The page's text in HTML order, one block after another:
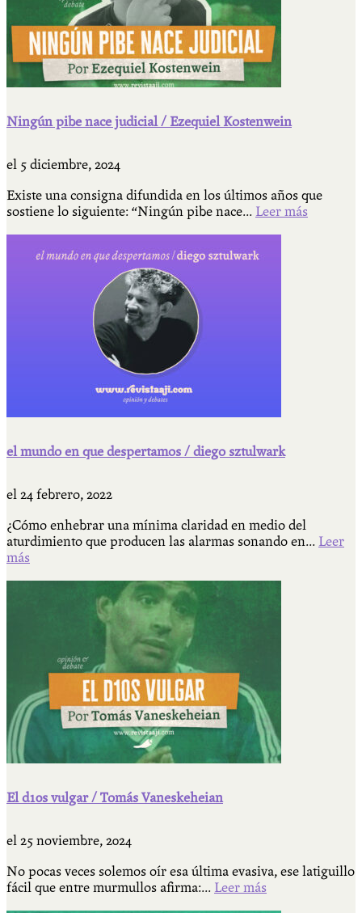
Ningún pibe nace judicial / Ezequiel Kostenwein
el 5 diciembre, 2024
Existe una consigna difundida en los últimos años que
sostiene lo siguiente: “Ningún pibe nace... Leer más
el mundo en que despertamos / diego sztulwark
el 24 febrero, 2022
¿Cómo enhebrar una mínima claridad en medio del
aturdimiento que producen las alarmas sonando en... Leer
más
El d10s vulgar / Tomás Vaneskeheian
el 25 noviembre, 2024
No pocas veces solemos oír esa última evasiva, ese latiguillo
fácil que entre murmullos afirma:... Leer más